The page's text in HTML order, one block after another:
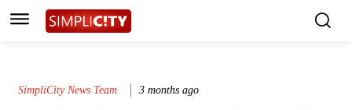
SimpliCity News Team 3 months ago